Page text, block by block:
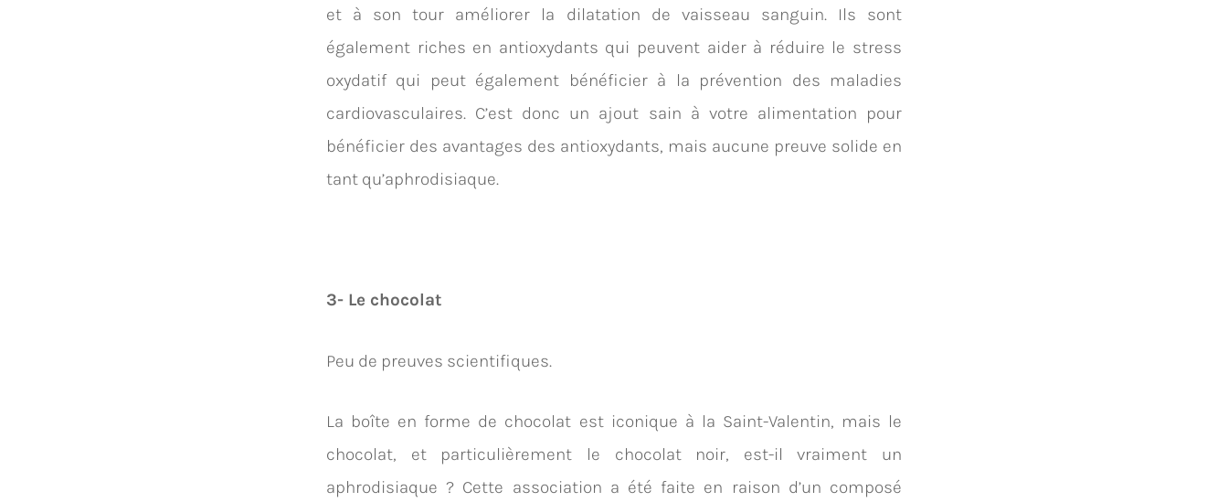
et à son tour améliorer la dilatation de vaisseau sanguin. Ils sont
également riches en antioxydants qui peuvent aider à réduire le stress
oxydatif qui peut également bénéficier à la prévention des maladies
cardiovasculaires. C’est donc un ajout sain à votre alimentation pour
bénéficier des avantages des antioxydants, mais aucune preuve solide en
tant qu’aphrodisiaque.
3- Le chocolat
Peu de preuves scientifiques.
La boîte en forme de chocolat est iconique à la Saint-Valentin, mais le
chocolat, et particulièrement le chocolat noir, est-il vraiment un
aphrodisiaque ? Cette association a été faite en raison d’un composé